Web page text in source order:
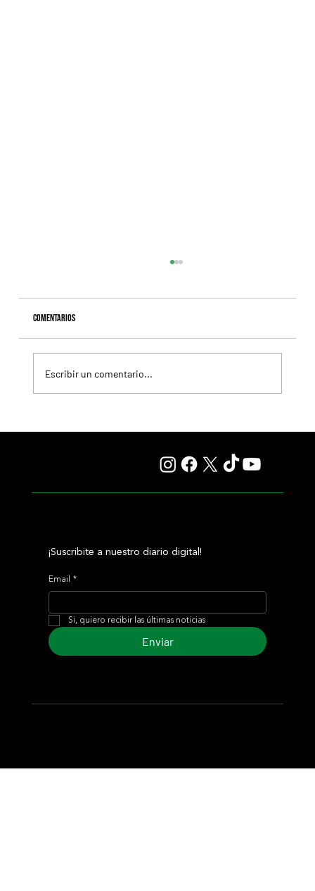
Comentarios
Escribir un comentario...
¡Suscribite a nuestro diario digital!
Email *
Si, quiero recibir las últimas noticias
Enviar